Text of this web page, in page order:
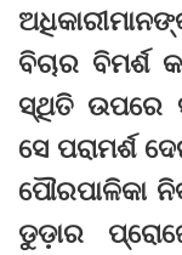
ବିଚାର ବିମର୍ଶ
ସ୍ଥିତି ଉପରେ
ସେ ପରାମର୍ଶ
ପୌରପାଳିକା
ଡୁଡ଼ାର